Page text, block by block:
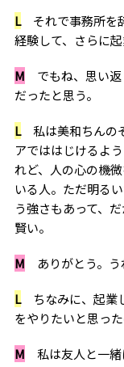
Lそれで事務所を
経験して、さらに起
M でもね、思い返
だったと思う。
L私は美和ちんの
アでははじけるよ
れど、人の心の機
いる人。ただ明る
う強さもあって、
賢い。
M ありがとう。う
Lちなみに、起業
をやりたいと思った
M 私は友人と一緒